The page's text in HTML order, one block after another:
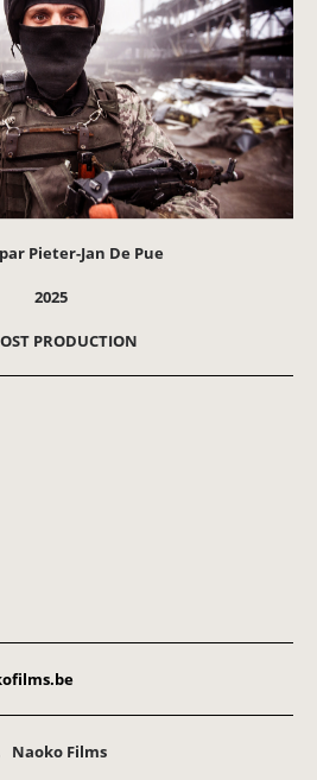
Pieter-Jan De Pue
2025
PRODUCTION
Naoko Films